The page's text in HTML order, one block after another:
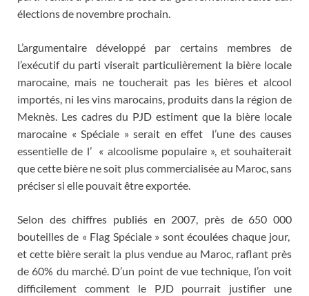
élections de novembre prochain.
L’argumentaire développé par certains membres de
l’exécutif du parti viserait particulièrement la bière locale
marocaine, mais ne toucherait pas les bières et alcool
importés, ni les vins marocains, produits dans la région de
Meknès. Les cadres du PJD estiment que la bière locale
marocaine « Spéciale » serait en effet l’une des causes
essentielle de l’ « alcoolisme populaire », et souhaiterait
que cette bière ne soit plus commercialisée au Maroc, sans
préciser si elle pouvait être exportée.
Selon des chiffres publiés en 2007, près de 650 000
bouteilles de « Flag Spéciale » sont écoulées chaque jour,
et cette bière serait la plus vendue au Maroc, raflant près
de 60% du marché. D’un point de vue technique, l’on voit
difficilement comment le PJD pourrait justifier une